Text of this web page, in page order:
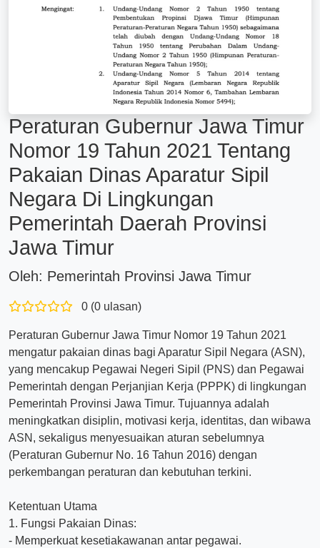
Peraturan Gubernur Jawa Timur
Nomor 19 Tahun 2021 Tentang
Pakaian Dinas Aparatur Sipil
Negara Di Lingkungan
Pemerintah Daerah Provinsi
Jawa Timur
Oleh: Pemerintah Provinsi Jawa Timur
0 (0 ulasan)
Peraturan Gubernur Jawa Timur Nomor 19 Tahun 2021
mengatur pakaian dinas bagi Aparatur Sipil Negara (ASN),
yang mencakup Pegawai Negeri Sipil (PNS) dan Pegawai
Pemerintah dengan Perjanjian Kerja (PPPK) di lingkungan
Pemerintah Provinsi Jawa Timur. Tujuannya adalah
meningkatkan disiplin, motivasi kerja, identitas, dan wibawa
ASN, sekaligus menyesuaikan aturan sebelumnya
(Peraturan Gubernur No. 16 Tahun 2016) dengan
perkembangan peraturan dan kebutuhan terkini.
Ketentuan Utama
1. Fungsi Pakaian Dinas:
- Memperkuat kesetiakawanan antar pegawai.